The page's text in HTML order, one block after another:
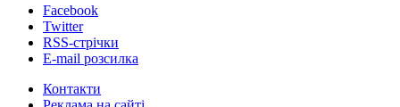
Facebook
Twitter
RSS-стрічки
E-mail розсилка
Контакти